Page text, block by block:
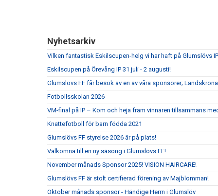
Nyhetsarkiv
Vilken fantastisk Eskilscupen-helg vi har haft på Glumslövs
Eskilscupen på Örevång IP 31 juli - 2 augusti!
Glumslövs FF får besök av en av våra sponsorer;
Fotbollsskolan 2026
VM-final på IP – Kom och heja fram vinnaren tillsammans
Knattefotboll för barn födda 2021
Glumslövs FF styrelse 2026 är på plats!
Välkomna till en ny säsong i Glumslövs FF!
November månads Sponsor 2025! VISION HAIRCARE!
Glumslövs FF är stolt certifierad förening av Majblomman!
Oktober månads sponsor - Händige Herrn i Glumslöv